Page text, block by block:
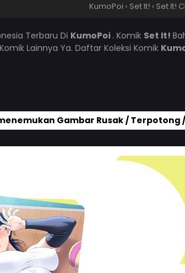
KumoPoi › Set It! › Set It!
Terbaru Di KumoPoi . Komik Set It!
Komik Lainnya Ya. Daftar Koleksi Komik
Gambar Rusak / Terpotong